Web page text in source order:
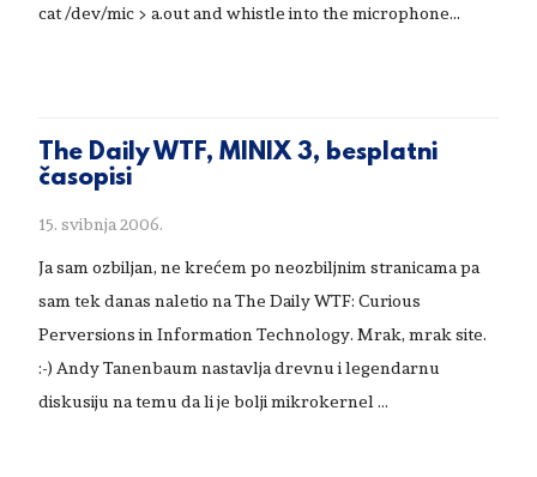
cat /dev/mic > a.out and whistle into the microphone...
The Daily WTF, MINIX 3, besplatni
časopisi
15. svibnja 2006.
Ja sam ozbiljan, ne krećem po neozbiljnim stranicama pa
sam tek danas naletio na The Daily WTF: Curious
Perversions in Information Technology. Mrak, mrak site.
:-) Andy Tanenbaum nastavlja drevnu i legendarnu
diskusiju na temu da li je bolji mikrokernel …